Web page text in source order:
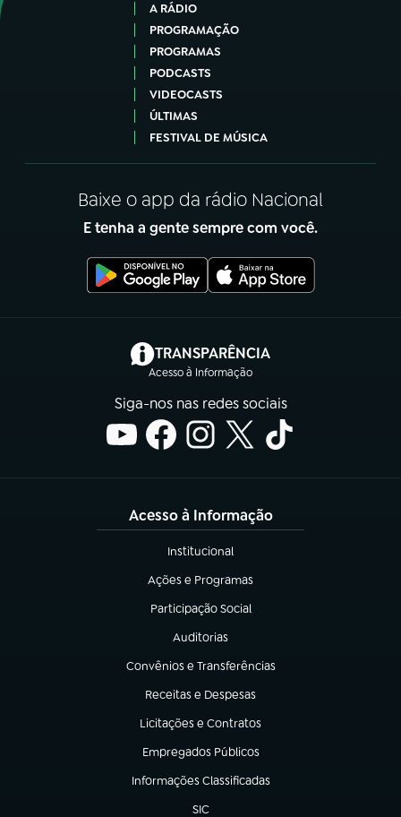
A RÁDIO
PROGRAMAÇÃO
PROGRAMAS
PODCASTS
VIDEOCASTS
ÚLTIMAS
FESTIVAL DE MÚSICA
Baixe o app da rádio Nacional
E tenha a gente sempre com você.
TRANSPARÊNCIA
Acesso à Informação
(abre em nova aba)
Siga-nos nas redes sociais
Acesso à Informação
Institucional
(abre em nova aba)
Ações e Programas
(abre em nova aba)
Participação Social
(abre em nova aba)
Auditorias
(abre em nova aba)
Convênios e Transferências
(abre em nova aba)
Receitas e Despesas
(abre em nova aba)
Licitações e Contratos
(abre em nova aba)
Empregados Públicos
(abre em nova aba)
Informações Classificadas
(abre em nova aba)
SIC